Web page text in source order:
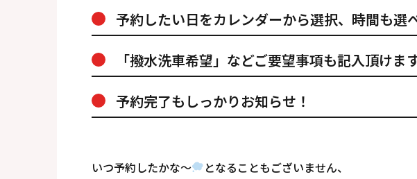
予約したい日をカレンダーから選択、時間も選
「撥水洗車希望」などご要望事項も記入頂けま
予約完了もしっかりお知らせ！
いつ予約したかな〜
となることもございません、